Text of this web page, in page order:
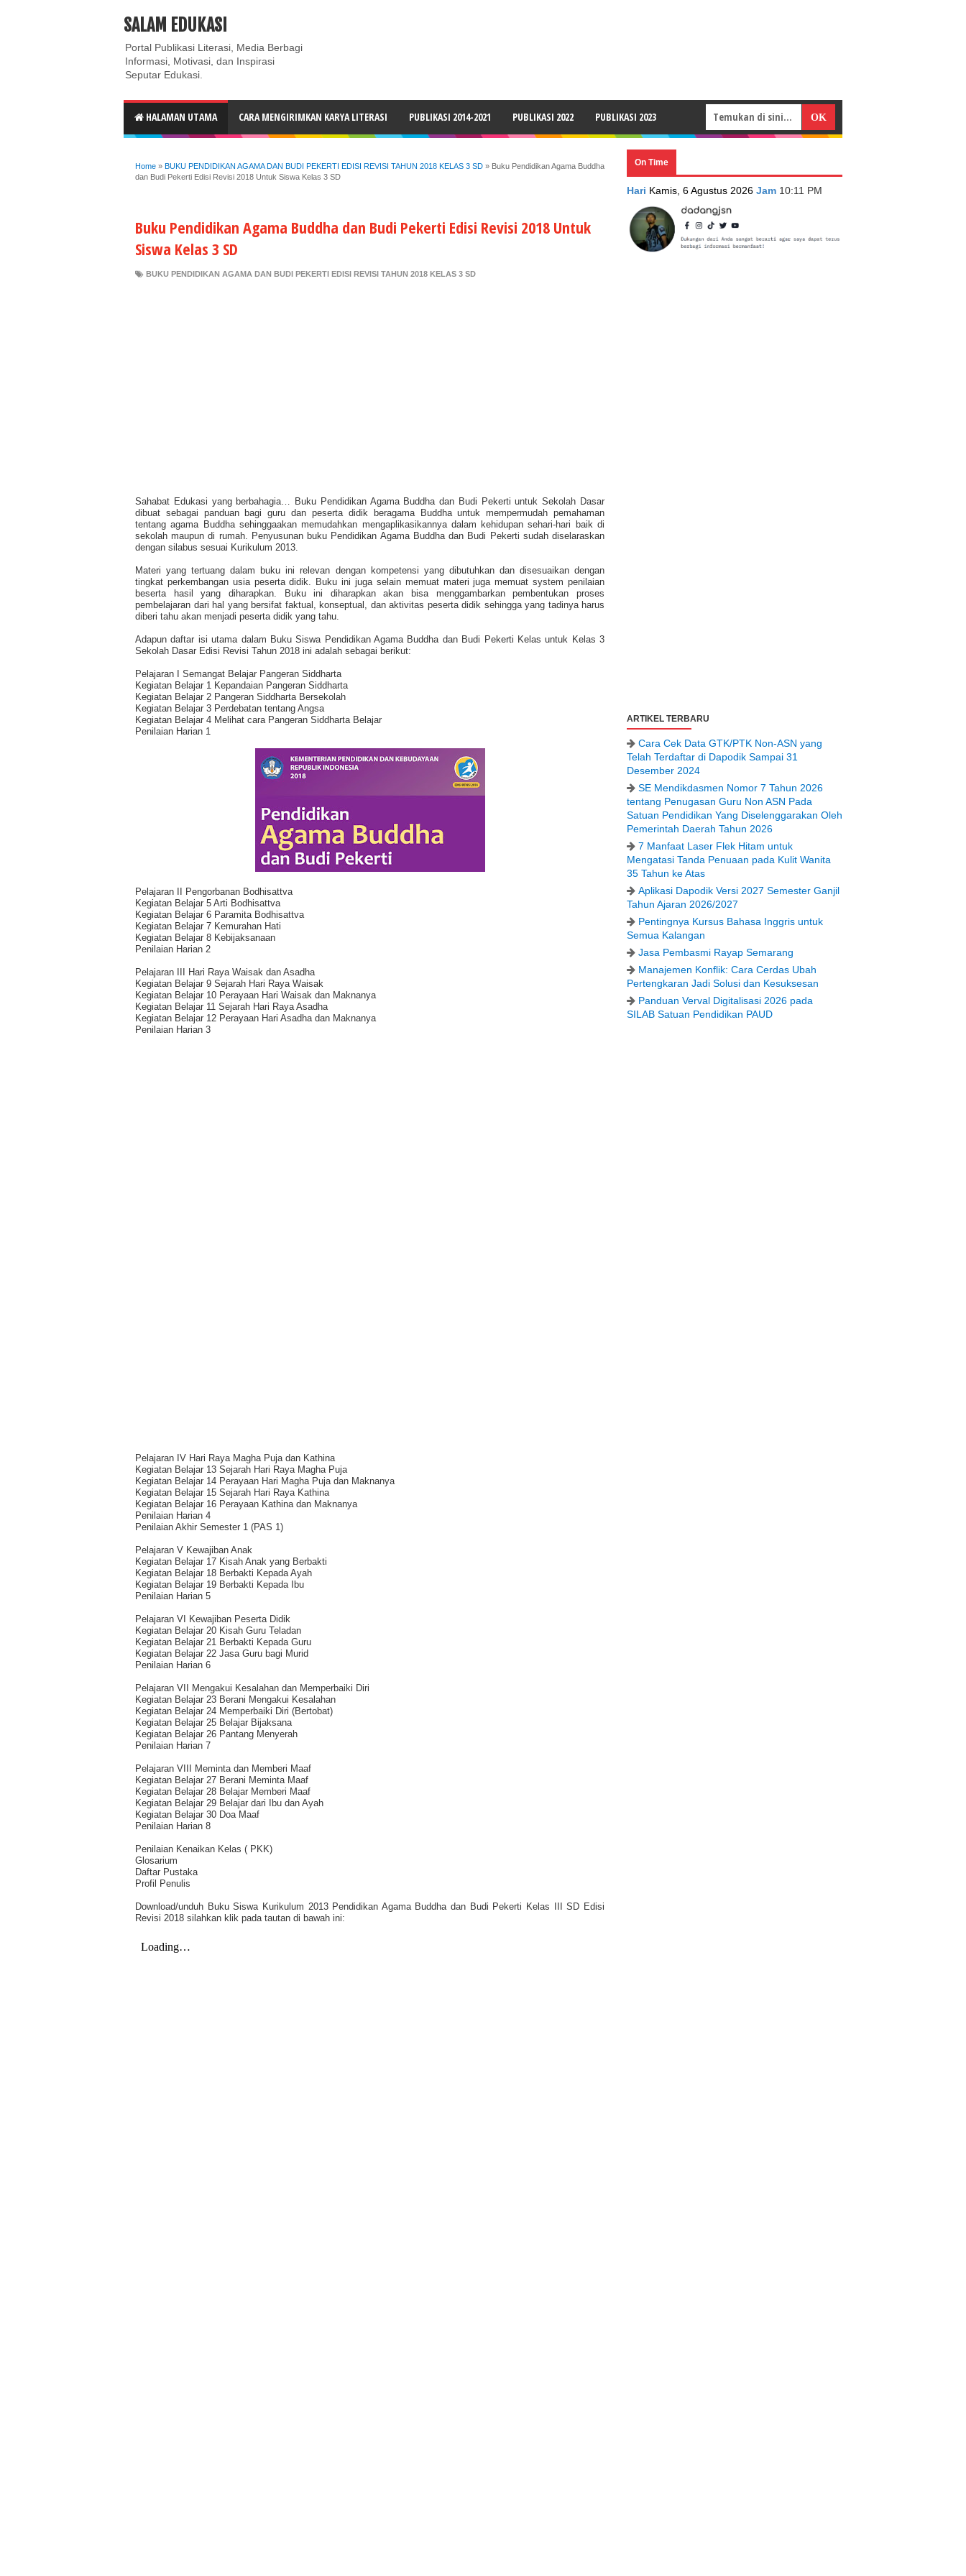
ABOUT CONTACT US
SALAM EDUKASI
Portal Publikasi Literasi, Media Berbagi
Informasi, Motivasi, dan Inspirasi
Seputar Edukasi.
HALAMAN UTAMA CARA MENGIRIMKAN KARYA LITERASI PUBLIKASI 2014-2021 PUBLIKASI 2022 PUBLIKASI 2023
Home » BUKU PENDIDIKAN AGAMA DAN BUDI PEKERTI EDISI REVISI TAHUN 2018 KELAS 3 SD » Buku Pendidikan Agama Buddha
dan Budi Pekerti Edisi Revisi 2018 Untuk Siswa Kelas 3 SD
Buku Pendidikan Agama Buddha dan Budi Pekerti Edisi Revisi 2018 Untuk
Siswa Kelas 3 SD
BUKU PENDIDIKAN AGAMA DAN BUDI PEKERTI EDISI REVISI TAHUN 2018 KELAS 3 SD
Sahabat Edukasi yang berbahagia… Buku Pendidikan Agama Buddha dan Budi Pekerti untuk Sekolah Dasar
dibuat sebagai panduan bagi guru dan peserta didik beragama Buddha untuk mempermudah pemahaman
tentang agama Buddha sehinggaakan memudahkan mengaplikasikannya dalam kehidupan sehari-hari baik di
sekolah maupun di rumah. Penyusunan buku Pendidikan Agama Buddha dan Budi Pekerti sudah diselaraskan
dengan silabus sesuai Kurikulum 2013.
Materi yang tertuang dalam buku ini relevan dengan kompetensi yang dibutuhkan dan disesuaikan dengan
tingkat perkembangan usia peserta didik. Buku ini juga selain memuat materi juga memuat system penilaian
beserta hasil yang diharapkan. Buku ini diharapkan akan bisa menggambarkan pembentukan proses
pembelajaran dari hal yang bersifat faktual, konseptual, dan aktivitas peserta didik sehingga yang tadinya harus
diberi tahu akan menjadi peserta didik yang tahu.
Adapun daftar isi utama dalam Buku Siswa Pendidikan Agama Buddha dan Budi Pekerti Kelas untuk Kelas 3
Sekolah Dasar Edisi Revisi Tahun 2018 ini adalah sebagai berikut:
Pelajaran I Semangat Belajar Pangeran Siddharta
Kegiatan Belajar 1 Kepandaian Pangeran Siddharta
Kegiatan Belajar 2 Pangeran Siddharta Bersekolah
Kegiatan Belajar 3 Perdebatan tentang Angsa
Kegiatan Belajar 4 Melihat cara Pangeran Siddharta Belajar
Penilaian Harian 1
Pelajaran II Pengorbanan Bodhisattva
Kegiatan Belajar 5 Arti Bodhisattva
Kegiatan Belajar 6 Paramita Bodhisattva
Kegiatan Belajar 7 Kemurahan Hati
Kegiatan Belajar 8 Kebijaksanaan
Penilaian Harian 2
Pelajaran III Hari Raya Waisak dan Asadha
Kegiatan Belajar 9 Sejarah Hari Raya Waisak
Kegiatan Belajar 10 Perayaan Hari Waisak dan Maknanya
Kegiatan Belajar 11 Sejarah Hari Raya Asadha
Kegiatan Belajar 12 Perayaan Hari Asadha dan Maknanya
Penilaian Harian 3
Pelajaran IV Hari Raya Magha Puja dan Kathina
Kegiatan Belajar 13 Sejarah Hari Raya Magha Puja
Kegiatan Belajar 14 Perayaan Hari Magha Puja dan Maknanya
Kegiatan Belajar 15 Sejarah Hari Raya Kathina
Kegiatan Belajar 16 Perayaan Kathina dan Maknanya
Penilaian Harian 4
Penilaian Akhir Semester 1 (PAS 1)
Pelajaran V Kewajiban Anak
Kegiatan Belajar 17 Kisah Anak yang Berbakti
Kegiatan Belajar 18 Berbakti Kepada Ayah
Kegiatan Belajar 19 Berbakti Kepada Ibu
Penilaian Harian 5
Pelajaran VI Kewajiban Peserta Didik
Kegiatan Belajar 20 Kisah Guru Teladan
Kegiatan Belajar 21 Berbakti Kepada Guru
Kegiatan Belajar 22 Jasa Guru bagi Murid
Penilaian Harian 6
Pelajaran VII Mengakui Kesalahan dan Memperbaiki Diri
Kegiatan Belajar 23 Berani Mengakui Kesalahan
Kegiatan Belajar 24 Memperbaiki Diri (Bertobat)
Kegiatan Belajar 25 Belajar Bijaksana
Kegiatan Belajar 26 Pantang Menyerah
Penilaian Harian 7
Pelajaran VIII Meminta dan Memberi Maaf
Kegiatan Belajar 27 Berani Meminta Maaf
Kegiatan Belajar 28 Belajar Memberi Maaf
Kegiatan Belajar 29 Belajar dari Ibu dan Ayah
Kegiatan Belajar 30 Doa Maaf
Penilaian Harian 8
Penilaian Kenaikan Kelas ( PKK)
Glosarium
Daftar Pustaka
Profil Penulis
Download/unduh Buku Siswa Kurikulum 2013 Pendidikan Agama Buddha dan Budi Pekerti Kelas III SD Edisi
Revisi 2018 silahkan klik pada tautan di bawah ini:
On Time
Hari Kamis, 6 Agustus 2026 Jam 10:11 PM
ARTIKEL TERBARU
Cara Cek Data GTK/PTK Non-ASN yang
Telah Terdaftar di Dapodik Sampai 31
Desember 2024
SE Mendikdasmen Nomor 7 Tahun 2026
tentang Penugasan Guru Non ASN Pada
Satuan Pendidikan Yang Diselenggarakan Oleh
Pemerintah Daerah Tahun 2026
7 Manfaat Laser Flek Hitam untuk
Mengatasi Tanda Penuaan pada Kulit Wanita
35 Tahun ke Atas
Aplikasi Dapodik Versi 2027 Semester Ganjil
Tahun Ajaran 2026/2027
Pentingnya Kursus Bahasa Inggris untuk
Semua Kalangan
Jasa Pembasmi Rayap Semarang
Manajemen Konflik: Cara Cerdas Ubah
Pertengkaran Jadi Solusi dan Kesuksesan
Panduan Verval Digitalisasi 2026 pada
SILAB Satuan Pendidikan PAUD